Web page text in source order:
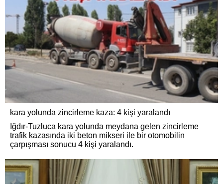
kara yolunda zincirleme kaza: 4 kişi yaralandı
Iğdır-Tuzluca kara yolunda meydana gelen zincirleme
trafik kazasında iki beton mikseri ile bir otomobilin
çarpışması sonucu 4 kişi yaralandı.